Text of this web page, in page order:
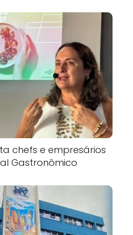
chefs e empresários
Gastronômico